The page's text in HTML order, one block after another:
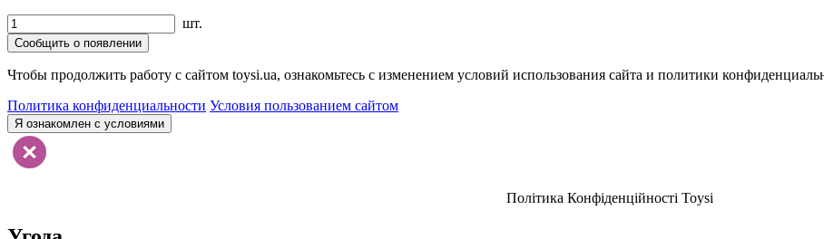
шт.
Сообщить о появлении
Чтобы продолжить работу с сайтом toysi.ua, ознакомьтесь с изменением условий использования сайта и политики
Политика конфиденциальности Условия пользованием сайтом
Я ознакомлен с условиями
Політика Конфіденційності Toysi